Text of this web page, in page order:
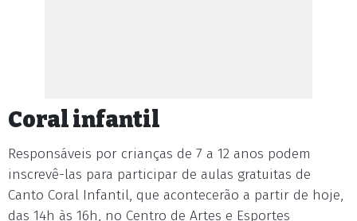
Coral infantil
Responsáveis por crianças de 7 a 12 anos podem
inscrevê-las para participar de aulas gratuitas de
Canto Coral Infantil, que acontecerão a partir de hoje,
das 14h às 16h, no Centro de Artes e Esportes